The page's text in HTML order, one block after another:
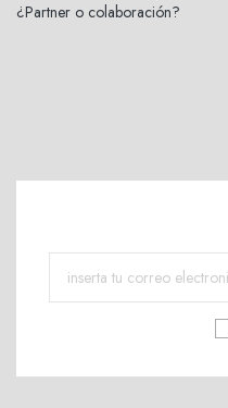
¿Partner o colaboración?